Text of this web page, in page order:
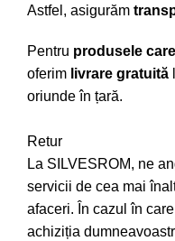
Astfel, asigurăm
Pentru produsele
oferim livrare gratuită
oriunde în țară.
Retur
La SILVESROM, ne
servicii de cea mai
afaceri. În cazul în
achiziția